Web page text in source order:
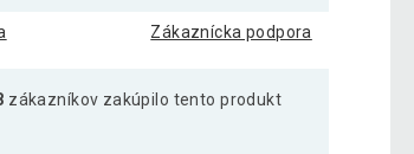
Zákaznícka podpora
zákazníkov zakúpilo tento produkt